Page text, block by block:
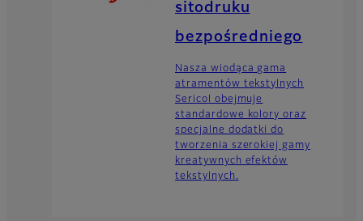
sitodruku
bezpośredniego
Nasza wiodąca gama
atramentów tekstylnych
Sericol obejmuje
standardowe kolory oraz
specjalne dodatki do
tworzenia szerokiej gamy
kreatywnych efektów
tekstylnych.